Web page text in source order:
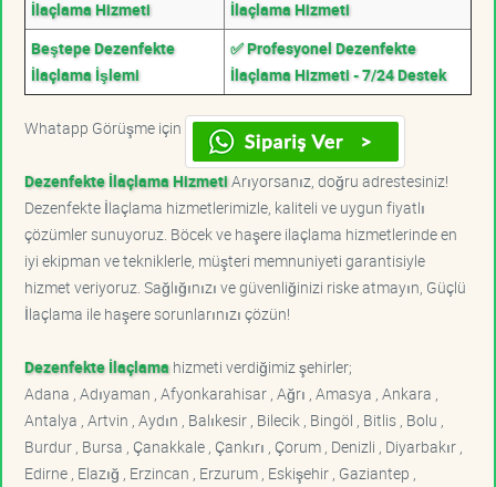
İlaçlama Hizmeti
İlaçlama Hizmeti
Beştepe Dezenfekte
İlaçlama İşlemi
✅ Profesyonel Dezenfekte
İlaçlama Hizmeti - 7/24 Destek
Whatapp Görüşme için
Dezenfekte İlaçlama HizmetiArıyorsanız, doğru adrestesiniz!
Dezenfekte İlaçlama hizmetlerimizle, kaliteli ve uygun fiyatlı
çözümler sunuyoruz. Böcek ve haşere ilaçlama hizmetlerinde en
iyi ekipman ve tekniklerle, müşteri memnuniyeti garantisiyle
hizmet veriyoruz. Sağlığınızı ve güvenliğinizi riske atmayın, Güçlü
İlaçlama ile haşere sorunlarınızı çözün!
Dezenfekte İlaçlama hizmeti verdiğimiz şehirler;
Adana , Adıyaman , Afyonkarahisar , Ağrı , Amasya , Ankara ,
Antalya , Artvin , Aydın , Balıkesir , Bilecik , Bingöl , Bitlis , Bolu ,
Burdur , Bursa , Çanakkale , Çankırı , Çorum , Denizli , Diyarbakır ,
Edirne , Elazığ , Erzincan , Erzurum , Eskişehir , Gaziantep ,